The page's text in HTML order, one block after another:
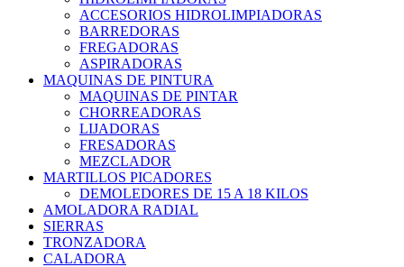
ACCESORIOS HIDROLIMPIADORAS
BARREDORAS
FREGADORAS
ASPIRADORAS
MAQUINAS DE PINTURA
MAQUINAS DE PINTAR
CHORREADORAS
LIJADORAS
FRESADORAS
MEZCLADOR
MARTILLOS PICADORES
DEMOLEDORES DE 15 A 18 KILOS
AMOLADORA RADIAL
SIERRAS
TRONZADORA
CALADORA